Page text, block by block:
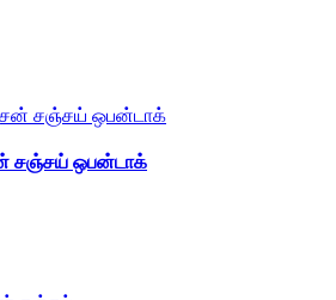
சஞ்சய் ஒபன்டாக்